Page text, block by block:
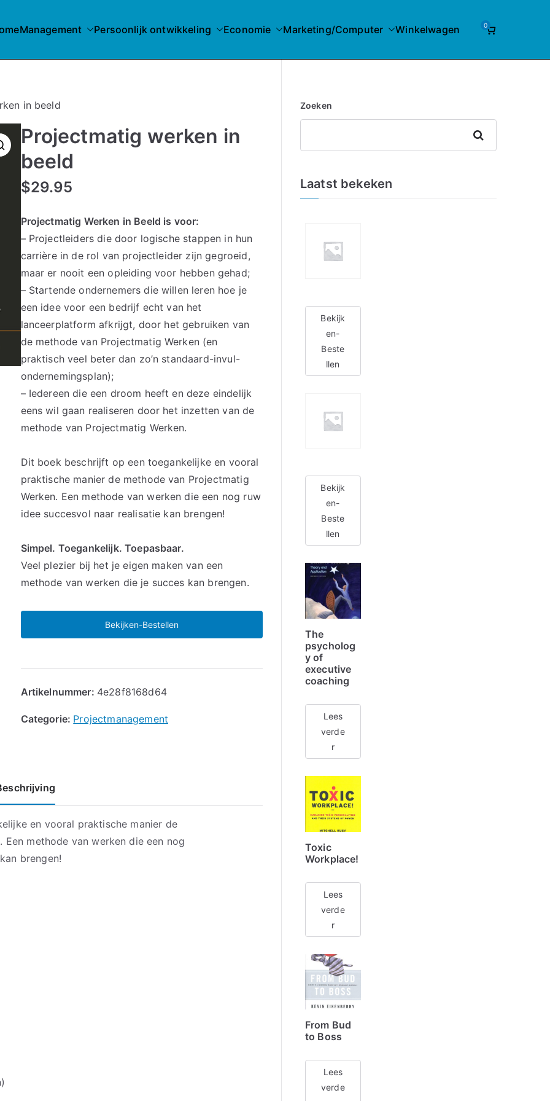
Management Persoonlijk ontwikkeling Economie Marketing/Computer Winkelwagen 0
in beeld
Projectmatig werken in
beeld
$29.95
Projectmatig Werken in Beeld is voor:
– Projectleiders die door logische stappen in hun
carrière in de rol van projectleider zijn gegroeid,
maar er nooit een opleiding voor hebben gehad;
– Startende ondernemers die willen leren hoe je
een idee voor een bedrijf echt van het
lanceerplatform afkrijgt, door het gebruiken van
de methode van Projectmatig Werken (en
praktisch veel beter dan zo’n standaard-invul-
ondernemingsplan);
– Iedereen die een droom heeft en deze eindelijk
eens wil gaan realiseren door het inzetten van de
methode van Projectmatig Werken.
Dit boek beschrijft op een toegankelijke en vooral
praktische manier de methode van Projectmatig
Werken. Een methode van werken die een nog ruw
idee succesvol naar realisatie kan brengen!
Simpel. Toegankelijk. Toepasbaar.
Veel plezier bij het je eigen maken van een
methode van werken die je succes kan brengen.
Bekijken-Bestellen
Artikelnummer: 4e28f8168d64
Categorie: Projectmanagement
en vooral praktische manier de
methode van werken die een nog
brengen!
Zoeken
Zoeken
Laatst bekeken
Bekijk
en-
Beste
llen
Bekijk
en-
Beste
llen
The
psycholog
y of
executive
coaching
Lees
verde
r
Toxic
Workplace!
Lees
verde
r
From Bud
to Boss
Lees
verde